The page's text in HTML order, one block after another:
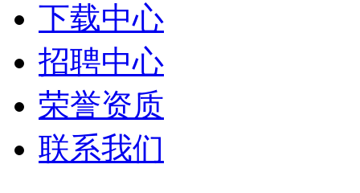
下载中心
招聘中心
荣誉资质
联系我们